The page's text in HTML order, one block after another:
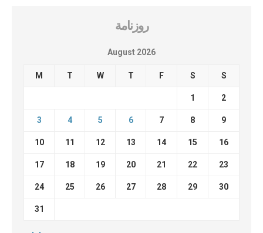
روزنامة
August 2026
M T W T F S S
1 2
3 4 5 6 7 8 9
10 11 12 13 14 15 16
17 18 19 20 21 22 23
24 25 26 27 28 29 30
31